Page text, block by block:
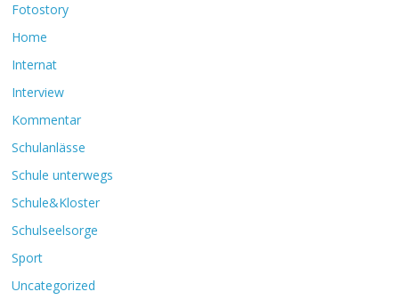
Fotostory
Home
Internat
Interview
Kommentar
Schulanlässe
Schule unterwegs
Schule&Kloster
Schulseelsorge
Sport
Uncategorized